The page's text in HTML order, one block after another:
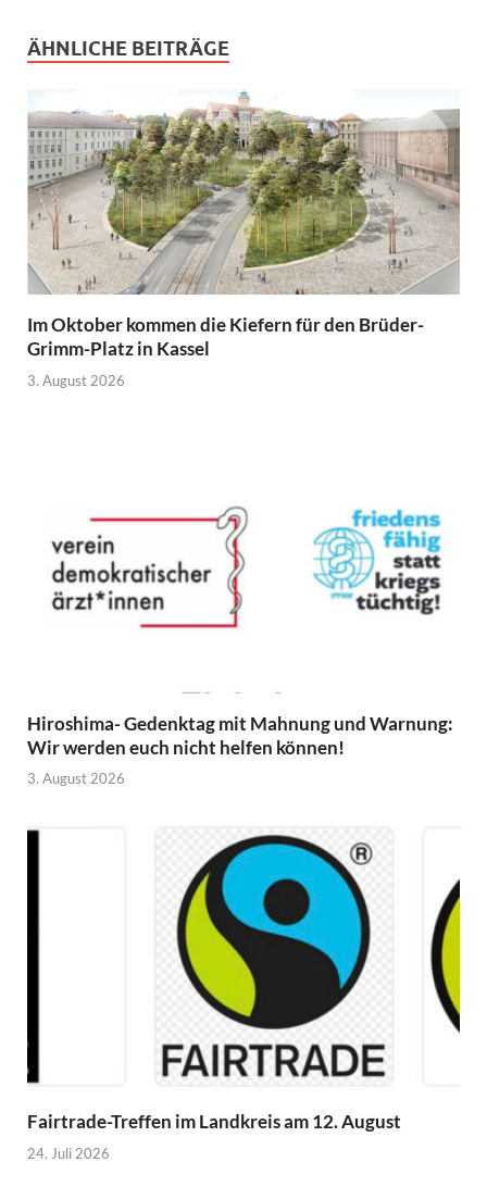
ÄHNLICHE BEITRÄGE
Im Oktober kommen die Kiefern für den Brüder-
Grimm-Platz in Kassel
3. August 2026
Hiroshima- Gedenktag mit Mahnung und Warnung:
Wir werden euch nicht helfen können!
3. August 2026
Fairtrade-Treffen im Landkreis am 12. August
24. Juli 2026